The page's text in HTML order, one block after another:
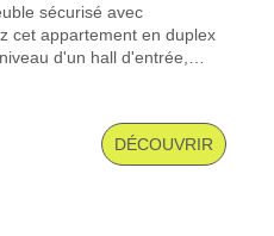
sécurisé avec
cet appartement en duplex
d'un hall d'entrée,
avec deux chambres,
et d'une buanderie. Un
Les informations
est exposé sont
DÉCOUVRIR